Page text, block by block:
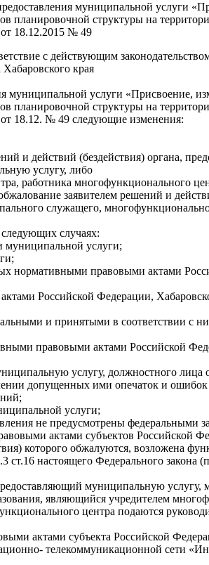
муниципальной услуги
планировочной структуры на
18.12.2015 № 49
с действующим
края
муниципальной услуги «Присвоение,
планировочной структуры на
18.12. № 49 следующие изменения:
и действий (бездействия) органа,
услугу, либо
работника многофункционального
заявителем решений и
служащего,
случаях:
муниципальной услуги;
нормативными правовыми актами
Российской Федерации,
и принятыми в соответствии
правовыми актами Российской
услугу, должностного лица
допущенных ими опечаток и ошибок
услуги;
не предусмотрены федеральными
актами субъектов Российской
которого обжалуются, возложена
настоящего Федерального закона
муниципальную
являющийся учредителем
центра подаются
актами субъекта Российской
телекоммуникационной сети